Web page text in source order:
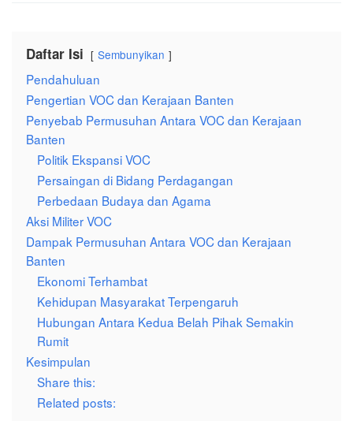
Daftar Isi Sembunyikan
Pendahuluan
Pengertian VOC dan Kerajaan Banten
Penyebab Permusuhan Antara VOC dan Kerajaan
Banten
Politik Ekspansi VOC
Persaingan di Bidang Perdagangan
Perbedaan Budaya dan Agama
Aksi Militer VOC
Dampak Permusuhan Antara VOC dan Kerajaan
Banten
Ekonomi Terhambat
Kehidupan Masyarakat Terpengaruh
Hubungan Antara Kedua Belah Pihak Semakin
Rumit
Kesimpulan
Share this:
Related posts: